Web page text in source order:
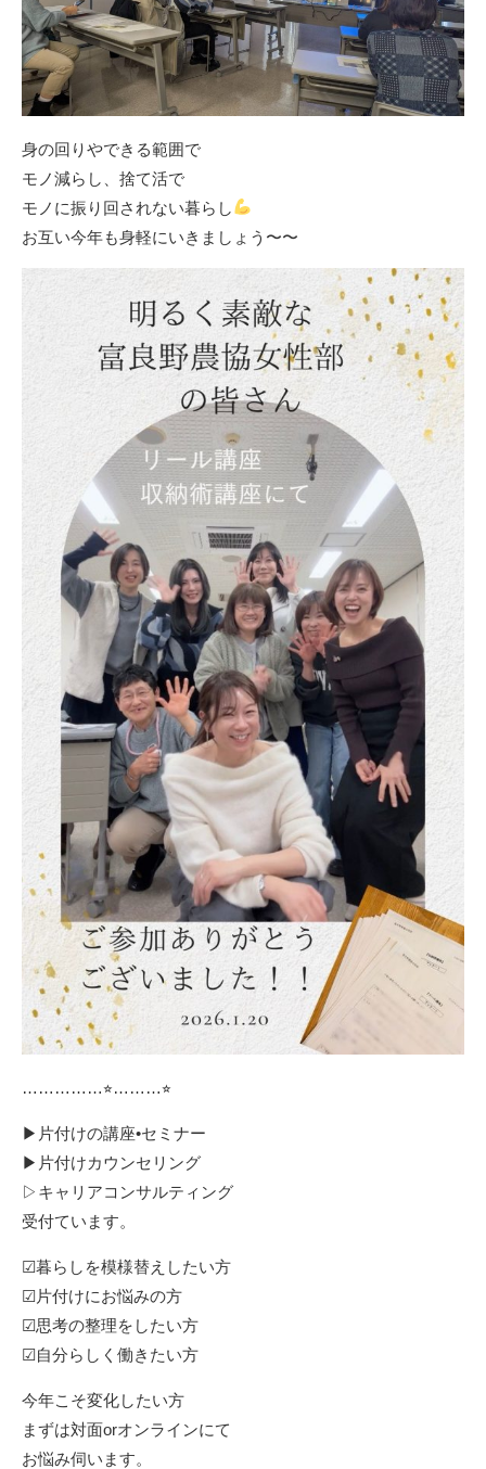
身の回りやできる範囲で
モノ減らし、捨て活で
モノに振り回されない暮らし
お互い今年も身軽にいきましょう〜〜
……………⭐︎………⭐︎
▶︎片付けの講座•セミナー
▶︎片付けカウンセリング
▷キャリアコンサルティング
受付ています。
☑︎暮らしを模様替えしたい方
☑︎片付けにお悩みの方
☑︎思考の整理をしたい方
☑︎自分らしく働きたい方
今年こそ変化したい方
まずは対面orオンラインにて
お悩み伺います。